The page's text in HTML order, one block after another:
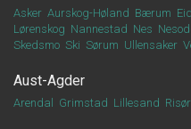
Asker Aurskog-Høland Bærum
Lørenskog Nannestad Nes
Skedsmo Ski Sørum Ullensaker
Aust-Agder
Arendal Grimstad Lillesand Risør